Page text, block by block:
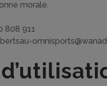
morale.
808 911